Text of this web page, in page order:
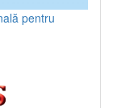
pentru